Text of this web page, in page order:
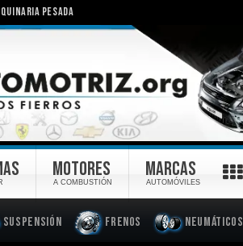
PESADA
Suspensión Frenos Neumáticos
MOTORES
A COMBUSTIÓN
MARCAS
AUTOMÓVILES